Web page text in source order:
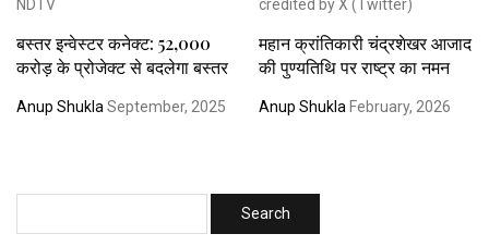
बस्तर इन्वेस्टर कनेक्ट: ₹52,000
करोड़ के प्रोजेक्ट से बदलेगा बस्तर
Anup Shukla September, 2025
महान क्रांतिकारी चंद्रशेखर आजाद
की पुण्यतिथि पर राष्ट्र का नमन
Anup Shukla February, 2026